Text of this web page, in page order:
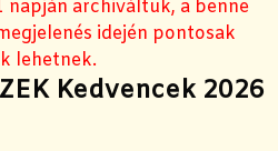
napján archiváltuk, a benne
idején pontosak
lehetnek.
Kedvencek 2026